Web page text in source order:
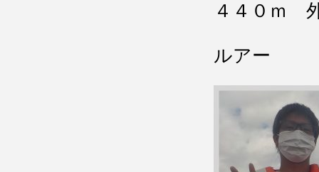
４４０ｍ
ルアー